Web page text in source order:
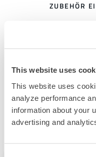
This website uses
This website uses
analyze performance
information about your
advertising and
ZUBEHÖR
Verfügbar in diesen